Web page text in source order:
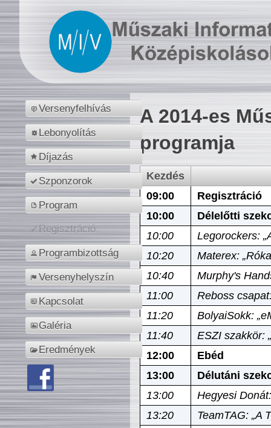
Versenyfelhívás
Lebonyolítás
Díjazás
Szponzorok
Program
Regisztráció
Programbizottság
Versenyhelyszín
Kapcsolat
Galéria
Eredmények
A 2014-es
programja
Kezdés
09:00
Regisztráció
10:00
Délelőtti
10:00
Legorockers:
10:20
Materex:
10:40
Murphy's
11:00
Reboss
11:20
BolyaiSokk:
11:40
ESZI szakkör:
12:00
Ebéd
13:00
Délutáni
13:00
Hegyesi
13:20
TeamTAG: „A